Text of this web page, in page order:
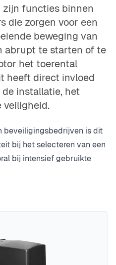
functies binnen
die zorgen voor een
beweging van
abrupt te starten of te
het toerental
heeft direct invloed
installatie, het
veiligheid.
beveiligingsbedrijven is dit
bij het selecteren van een
bij intensief gebruikte